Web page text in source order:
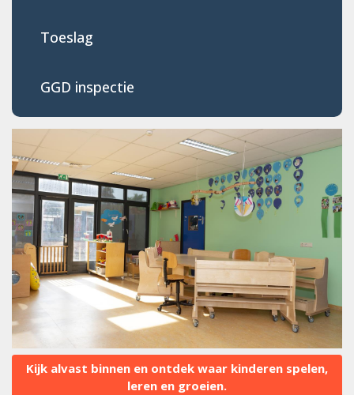
Toeslag
GGD inspectie
Kijk alvast binnen en ontdek waar kinderen spelen,
leren en groeien.